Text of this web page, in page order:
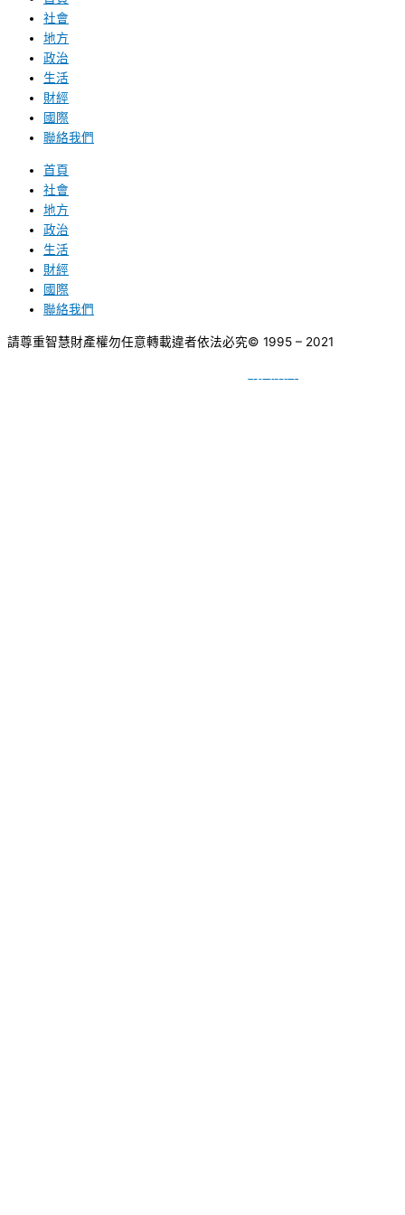
社會
地方
政治
生活
財經
國際
聯絡我們
首頁
社會
地方
政治
生活
財經
國際
聯絡我們
請尊重智慧財產權勿任意轉載違者依法必究© 1995 – 2021